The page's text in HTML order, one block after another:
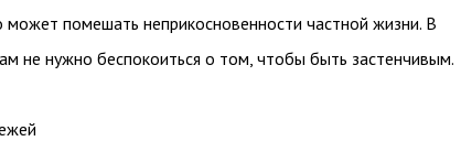
помешать неприкосновенности частной жизни. В
не нужно беспокоиться о том, чтобы быть застенчивым.